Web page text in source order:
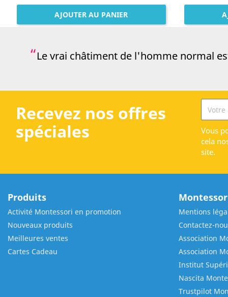
AJOUTER AU PANIER
Le vrai châtiment de l'homme normal
Recevez nos offres
spéciales
Vous
cela
site.
Produits
Activité Montessori en promotion
Nouveaux produits
Meilleures ventes
Cartes Cadeau
Mentions
Contactez-
Association
Association
Institut
Nascita
Trustpilot